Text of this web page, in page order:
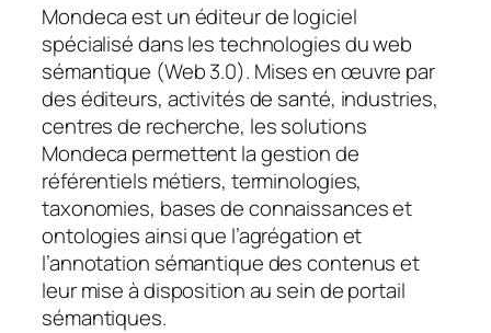
Mondeca est un éditeur de logiciel
spécialisé dans les technologies du web
sémantique (Web 3.0). Mises en œuvre par
des éditeurs, activités de santé, industries,
centres de recherche, les solutions
Mondeca permettent la gestion de
référentiels métiers, terminologies,
taxonomies, bases de connaissances et
ontologies ainsi que l’agrégation et
l’annotation sémantique des contenus et
leur mise à disposition au sein de portail
sémantiques.